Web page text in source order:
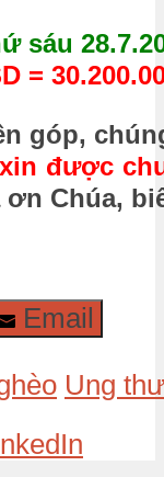
sáu
=
góp,
được
ơn Chúa,
Email
Ung